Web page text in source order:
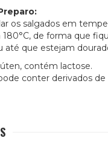
os salgados em
180°C, de forma que
até que estejam
contém lactose.
conter derivados